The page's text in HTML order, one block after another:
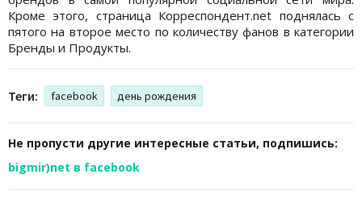
Кроме этого, страница Корреспондент.net поднялась с
пятого на второе место по количеству фанов в категории
Бренды и Продукты.
Теги: facebook день рождения
Не пропусти другие интересные статьи, подпишись:
bigmir)net в facebook